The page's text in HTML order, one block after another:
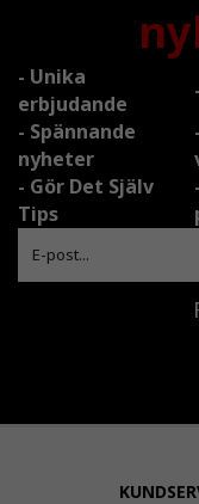
- Unika
erbjudande
- Spännande
nyheter
- Gör Det Själv
Tips